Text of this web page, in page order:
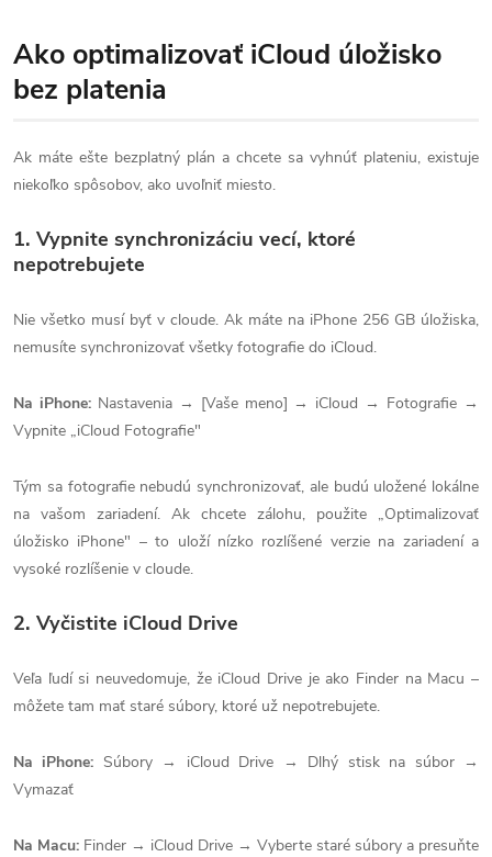
Ako optimalizovať iCloud úložisko
bez platenia
Ak máte ešte bezplatný plán a chcete sa vyhnúť plateniu, existuje
niekoľko spôsobov, ako uvoľniť miesto.
1. Vypnite synchronizáciu vecí, ktoré
nepotrebujete
Nie všetko musí byť v cloude. Ak máte na iPhone 256 GB úložiska,
nemusíte synchronizovať všetky fotografie do iCloud.
Na iPhone:Nastavenia → [Vaše meno] → iCloud → Fotografie →
Vypnite „iCloud Fotografie"
Tým sa fotografie nebudú synchronizovať, ale budú uložené lokálne
na vašom zariadení. Ak chcete zálohu, použite „Optimalizovať
úložisko iPhone" – to uloží nízko rozlíšené verzie na zariadení a
vysoké rozlíšenie v cloude.
2. Vyčistite iCloud Drive
Veľa ľudí si neuvedomuje, že iCloud Drive je ako Finder na Macu –
môžete tam mať staré súbory, ktoré už nepotrebujete.
Na iPhone: Súbory → iCloud Drive → Dlhý stisk na súbor →
Vymazať
Na Macu: Finder → iCloud Drive → Vyberte staré súbory a presuňte